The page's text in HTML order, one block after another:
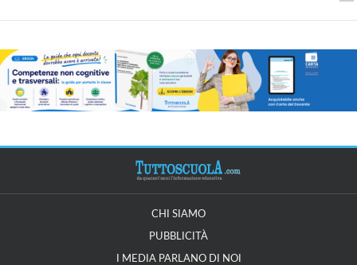
CHI SIAMO
PUBBLICITÀ
I MEDIA PARLANO DI NOI